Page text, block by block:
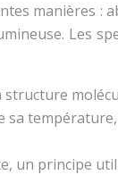
manières :
Les
structure
sa
un principe